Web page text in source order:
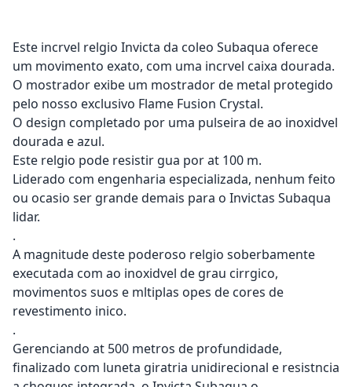
Este incrvel relgio Invicta da coleo Subaqua oferece
um movimento exato, com uma incrvel caixa dourada.
O mostrador exibe um mostrador de metal protegido
pelo nosso exclusivo Flame Fusion Crystal.
O design completado por uma pulseira de ao inoxidvel
dourada e azul.
Este relgio pode resistir gua por at 100 m.
Liderado com engenharia especializada, nenhum feito
ou ocasio ser grande demais para o Invictas Subaqua
lidar.
.
A magnitude deste poderoso relgio soberbamente
executada com ao inoxidvel de grau cirrgico,
movimentos suos e mltiplas opes de cores de
revestimento inico.
.
Gerenciando at 500 metros de profundidade,
finalizado com luneta giratria unidirecional e resistncia